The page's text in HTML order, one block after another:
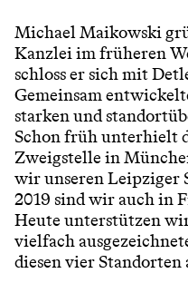
Michael Maikowski
Kanzlei im früheren
schloss er sich mit
Gemeinsam
starken und
Schon früh unterhielt
Zweigstelle in
wir unseren Leipziger
2019 sind wir auch in
Heute unterstützen
vielfach
diesen vier Standorten